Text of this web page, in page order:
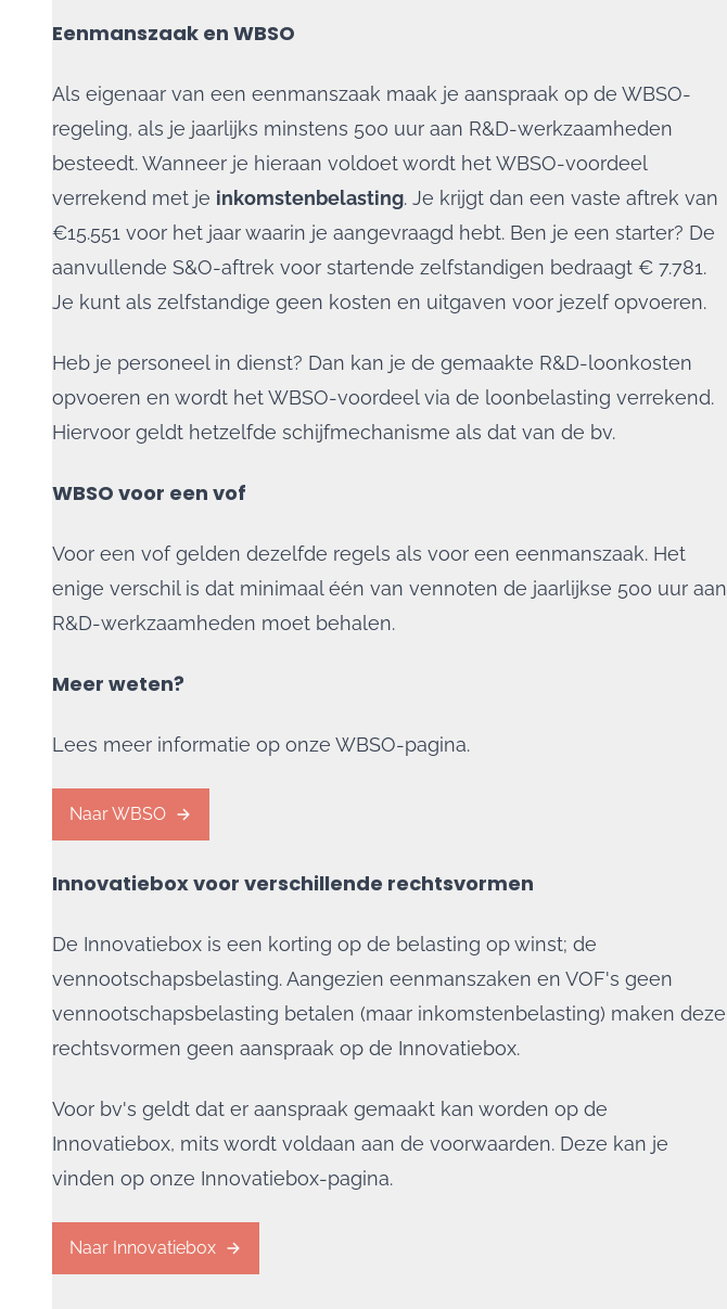
Eenmanszaak en WBSO
Als eigenaar van een eenmanszaak maak je aanspraak op de WBSO-
regeling, als je jaarlijks minstens 500 uur aan R&D-werkzaamheden
besteedt. Wanneer je hieraan voldoet wordt het WBSO-voordeel
verrekend met je inkomstenbelasting. Je krijgt dan een vaste aftrek van
€15.551 voor het jaar waarin je aangevraagd hebt. Ben je een starter? De
aanvullende S&O-aftrek voor startende zelfstandigen bedraagt € 7.781.
Je kunt als zelfstandige geen kosten en uitgaven voor jezelf opvoeren.
Heb je personeel in dienst? Dan kan je de gemaakte R&D-loonkosten
opvoeren en wordt het WBSO-voordeel via de loonbelasting verrekend.
Hiervoor geldt hetzelfde schijfmechanisme als dat van de bv.
WBSO voor een vof
Voor een vof gelden dezelfde regels als voor een eenmanszaak. Het
enige verschil is dat minimaal één van vennoten de jaarlijkse 500 uur aan
R&D-werkzaamheden moet behalen.
Meer weten?
Lees meer informatie op onze WBSO-pagina.
Naar WBSO
Innovatiebox voor verschillende rechtsvormen
De Innovatiebox is een korting op de belasting op winst; de
vennootschapsbelasting. Aangezien eenmanszaken en VOF's geen
vennootschapsbelasting betalen (maar inkomstenbelasting) maken deze
rechtsvormen geen aanspraak op de Innovatiebox.
Voor bv's geldt dat er aanspraak gemaakt kan worden op de
Innovatiebox, mits wordt voldaan aan de voorwaarden. Deze kan je
vinden op onze Innovatiebox-pagina.
Naar Innovatiebox